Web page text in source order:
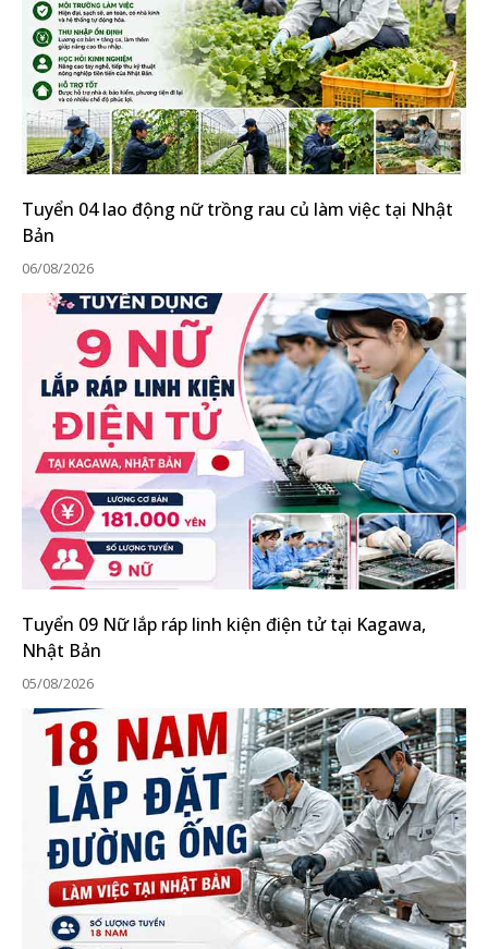
Tuyển 04 lao động nữ trồng rau củ làm việc tại Nhật
Bản
06/08/2026
Tuyển 09 Nữ lắp ráp linh kiện điện tử tại Kagawa,
Nhật Bản
05/08/2026